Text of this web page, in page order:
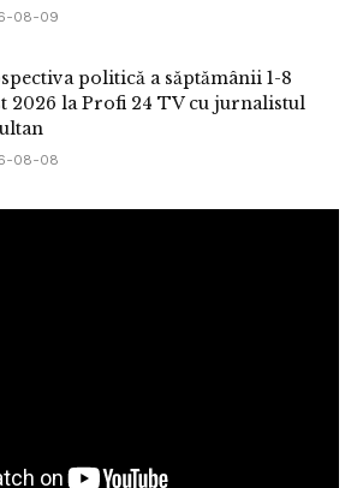
08-09
politică a săptămânii 1-8
2026 la Profi 24 TV cu jurnalistul
08-08